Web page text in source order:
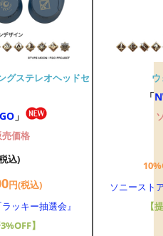
グステレオヘッドセ
」
価格
込)
円(税込)
ッキー抽選会』
】
「
ソニースト
【